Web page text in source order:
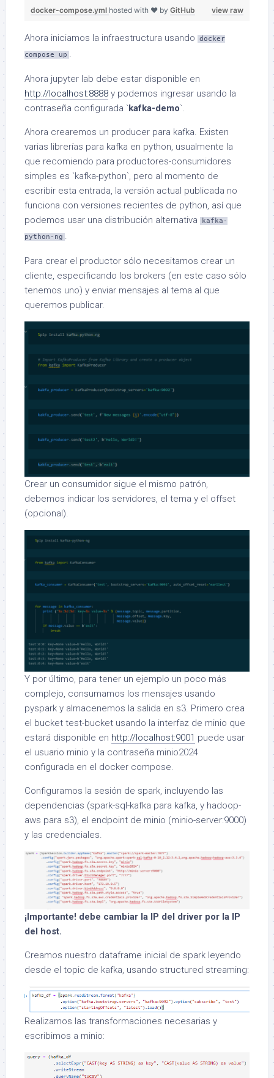
view raw
docker-compose.yml hosted with ❤ by GitHub
Ahora iniciamos la infraestructura usando
docker
compose up .
Ahora jupyter lab debe estar disponible en
http://localhost:8888 y podemos ingresar usando la
contraseña configurada `kafka-demo`.
Ahora crearemos un producer para kafka. Existen
varias librerías para kafka en python, usualmente la
que recomiendo para productores-consumidores
simples es `kafka-python`, pero al momento de
escribir esta entrada, la versión actual publicada no
funciona con versiones recientes de python, así que
podemos usar una distribución alternativa
kafka-
python-ng .
Para crear el productor sólo necesitamos crear un
cliente, especificando los brokers (en este caso sólo
tenemos uno) y enviar mensajes al tema al que
queremos publicar.
Crear un consumidor sigue el mismo patrón,
debemos indicar los servidores, el tema y el offset
(opcional).
Y por último, para tener un ejemplo un poco más
complejo, consumamos los mensajes usando
pyspark y almacenemos la salida en s3. Primero crea
el bucket test-bucket usando la interfaz de minio que
estará disponible en http://localhost:9001 puede usar
el usuario minio y la contraseña minio2024
configurada en el docker compose.
Configuramos la sesión de spark, incluyendo las
dependencias (spark-sql-kafka para kafka, y hadoop-
aws para s3), el endpoint de minio (minio-server:9000)
y las credenciales.
¡Importante! debe cambiar la IP del driver por la IP
del host.
Creamos nuestro dataframe inicial de spark leyendo
desde el topic de kafka, usando structured streaming:
Realizamos las transformaciones necesarias y
escribimos a minio: